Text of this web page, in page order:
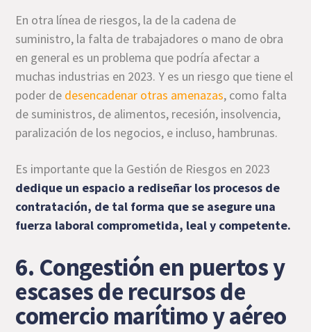
En otra línea de riesgos, la de la cadena de
suministro, la falta de trabajadores o mano de obra
en general es un problema que podría afectar a
muchas industrias en 2023. Y es un riesgo que tiene el
poder de desencadenar otras amenazas, como falta
de suministros, de alimentos, recesión, insolvencia,
paralización de los negocios, e incluso, hambrunas.
Es importante que la Gestión de Riesgos en 2023
dedique un espacio a rediseñar los procesos de
contratación, de tal forma que se asegure una
fuerza laboral comprometida, leal y competente.
6. Congestión en puertos y
escases de recursos de
comercio marítimo y aéreo